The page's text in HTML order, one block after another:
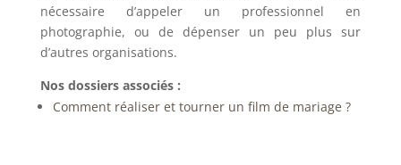
nécessaire d’appeler un professionnel en
photographie, ou de dépenser un peu plus sur
d’autres organisations.
Nos dossiers associés :
Comment réaliser et tourner un film de mariage ?